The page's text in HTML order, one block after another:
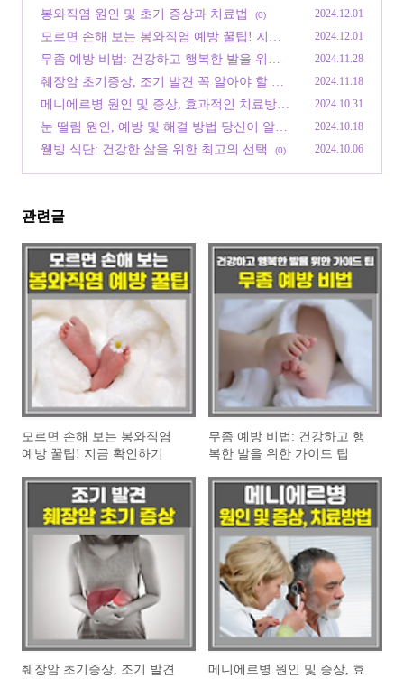
법과 예방법 총정리
(0)
봉와직염 원인 및 초기 증상과 치료법 (0) 2024.12.01
모르면 손해 보는 봉와직염 예방 꿀팁! 지금
확인하기
(0)
2024.12.01
무좀 예방 비법: 건강하고 행복한 발을 위한
가이드 팁
(0)
2024.11.28
췌장암 초기증상, 조기 발견 꼭 알아야 할 사
항
(0)
2024.11.18
메니에르병 원인 및 증상, 효과적인 치료방법
안내
(0)
2024.10.31
눈 떨림 원인, 예방 및 해결 방법 당신이 알아
야 할 모든 것
(0)
2024.10.18
웰빙 식단: 건강한 삶을 위한 최고의 선택 (0) 2024.10.06
관련글
모르면 손해 보는 봉와직염
예방 꿀팁! 지금 확인하기
무좀 예방 비법: 건강하고 행
복한 발을 위한 가이드 팁
췌장암 초기증상, 조기 발견
메니에르병 원인 및 증상, 효